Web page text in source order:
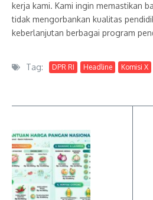
kerja kami. Kami ingin memastikan
tidak mengorbankan kualitas
keberlanjutan berbagai program
Tag: DPR RI Headline Komisi X